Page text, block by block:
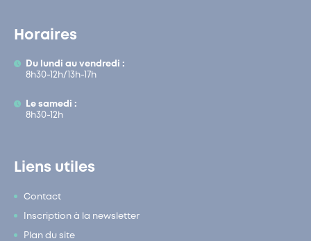
Horaires
Du lundi au vendredi :
8h30-12h/13h-17h
Le samedi :
8h30-12h
Liens utiles
Contact
Inscription à la newsletter
Plan du site